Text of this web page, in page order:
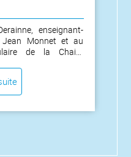
enseignant-
Jean Monnet et au
de la Chaire
dans les modernités
année la médaille de